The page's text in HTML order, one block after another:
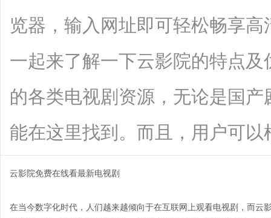
览器，输入网址即可轻松畅享
一起来了解一下云影院的特点
的各类电视剧资源，无论是国
能在这里找到。而且，用户可以
云影院免费在线看最新电视剧
在当今数字化时代，人们越来越倾向于在互联网上观看电视剧，而云